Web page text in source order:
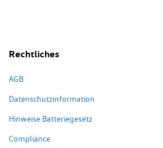
Rechtliches
AGB
Datenschutzinformation
Hinweise Batteriegesetz
Compliance